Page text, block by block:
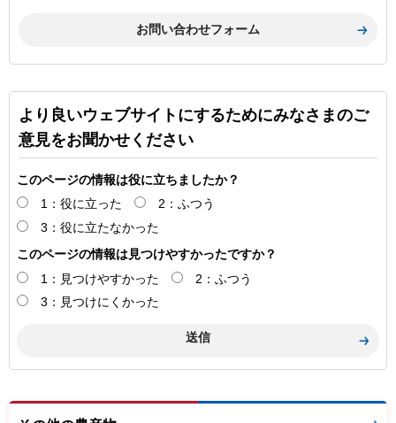
より良いウェブサイトにするためにみなさまのご
意見をお聞かせください
このページの情報は役に立ちましたか？
1：役に立った
2：ふつう
3：役に立たなかった
このページの情報は見つけやすかったですか？
1：見つけやすかった
2：ふつう
3：見つけにくかった